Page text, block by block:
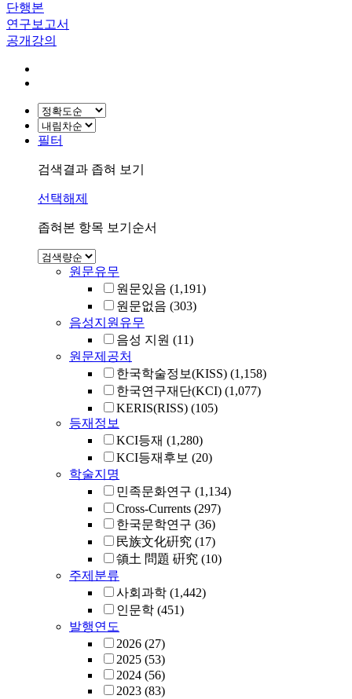
단행본
연구보고서
공개강의
필터
검색결과 좁혀 보기
선택해제
좁혀본 항목 보기순서
원문유무
원문있음 (1,191)
원문없음 (303)
음성지원유무
음성 지원 (11)
원문제공처
한국학술정보(KISS) (1,158)
한국연구재단(KCI) (1,077)
KERIS(RISS) (105)
등재정보
KCI등재 (1,280)
KCI등재후보 (20)
학술지명
민족문화연구 (1,134)
Cross-Currents (297)
한국문학연구 (36)
民族文化硏究 (17)
領土 問題 硏究 (10)
주제분류
사회과학 (1,442)
인문학 (451)
발행연도
2026 (27)
2025 (53)
2024 (56)
2023 (83)